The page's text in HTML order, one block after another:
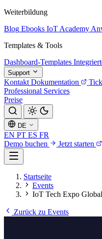
Weiterbildung
Blog Ebooks IoT Academy
Templates & Tools
Dashboard-Templates
Support
Kontakt Dokumentation
Professional Services
Preise
DE
EN PT ES FR
Demo buchen
Jetzt starten
Startseite
Events
IoT Tech Expo
Zurück zu Events